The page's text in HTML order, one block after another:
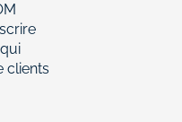
clients